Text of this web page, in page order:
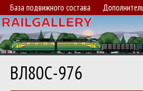
База подвижного состава
ВЛ80С-976